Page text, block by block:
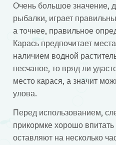
Очень большое значение,
рыбалки, играет
а точнее, правильное
Карась предпочитает
наличием водной
песчаное, то вряд ли
место карася, а значит
улова.
Перед использованием,
прикормке хорошо впитать
оставляют на несколько